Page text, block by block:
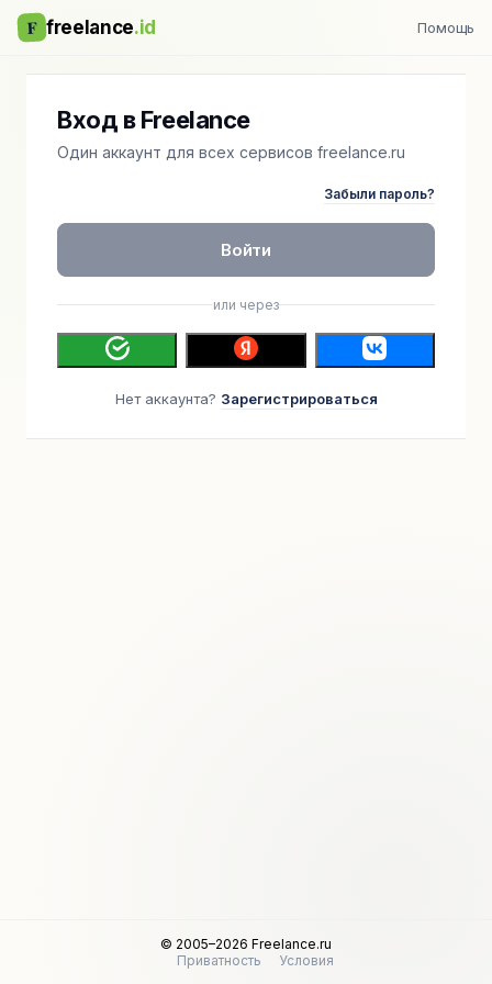
F freelance.id Помощь
Вход в Freelance
Один аккаунт для всех сервисов freelance.ru
Забыли пароль?
Войти
или через
Нет аккаунта? Зарегистрироваться
© 2005–2026 Freelance.ru
Приватность
Условия